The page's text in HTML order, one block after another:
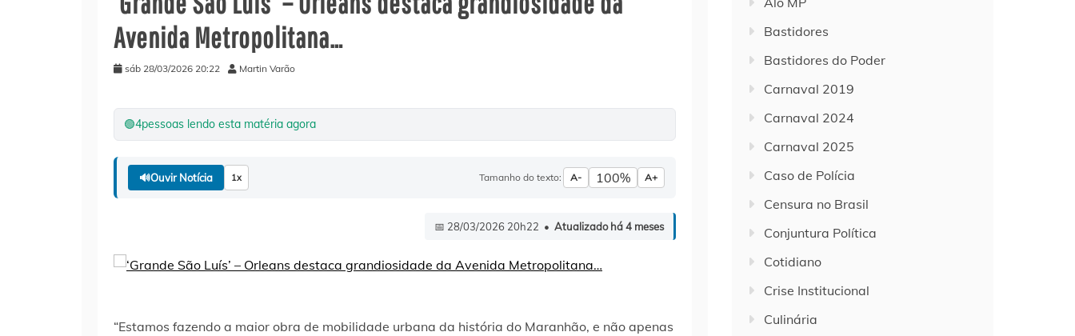
Avenida Metropolitana…
sáb 28/03/2026 20:22 Martin Varão
🟢4pessoas lendo esta matéria agora
🔊Ouvir Notícia 1x Tamanho do texto: A- 100% A+
📅 28/03/2026 20h22 • Atualizado há 4 meses
“Estamos fazendo a maior obra de mobilidade urbana da história do Maranhão, e não apenas
Bastidores
Bastidores do Poder
Carnaval 2019
Carnaval 2024
Carnaval 2025
Caso de Polícia
Censura no Brasil
Conjuntura Política
Cotidiano
Crise Institucional
Culinária